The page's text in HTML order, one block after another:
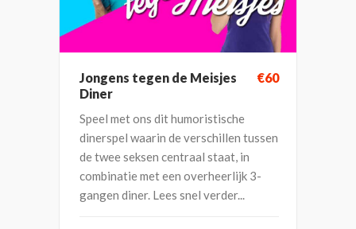
Jongens tegen de Meisjes
Diner
€60
Speel met ons dit humoristische
dinerspel waarin de verschillen tussen
de twee seksen centraal staat, in
combinatie met een overheerlijk 3-
gangen diner. Lees snel verder...